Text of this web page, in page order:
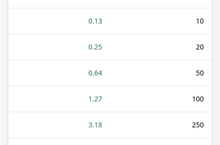
10
0.13
20
0.25
50
0.64
100
1.27
250
3.18